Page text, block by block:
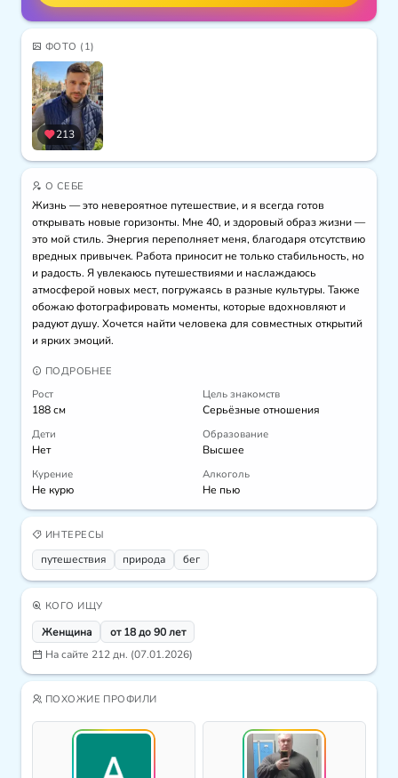
ФОТО (1)
213
О СЕБЕ
Жизнь — это невероятное путешествие, и я всегда готов
открывать новые горизонты. Мне 40, и здоровый образ жизни —
это мой стиль. Энергия переполняет меня, благодаря отсутствию
вредных привычек. Работа приносит не только стабильность, но
и радость. Я увлекаюсь путешествиями и наслаждаюсь
атмосферой новых мест, погружаясь в разные культуры. Также
обожаю фотографировать моменты, которые вдохновляют и
радуют душу. Хочется найти человека для совместных открытий
и ярких эмоций.
ПОДРОБНЕЕ
Рост
188 см
Цель знакомств
Серьёзные отношения
Дети
Нет
Образование
Высшее
Курение
Не курю
Алкоголь
Не пью
ИНТЕРЕСЫ
путешествия природа бег
КОГО ИЩУ
Женщина
от 18 до 90 лет
На сайте 212 дн. (07.01.2026)
ПОХОЖИЕ ПРОФИЛИ